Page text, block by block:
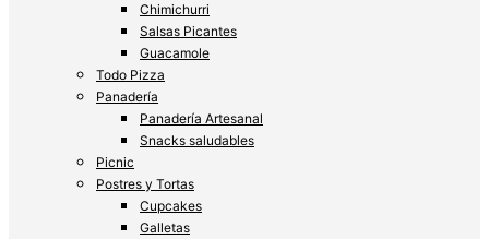
Chimichurri
Salsas Picantes
Guacamole
Todo Pizza
Panadería
Panadería Artesanal
Snacks saludables
Picnic
Postres y Tortas
Cupcakes
Galletas